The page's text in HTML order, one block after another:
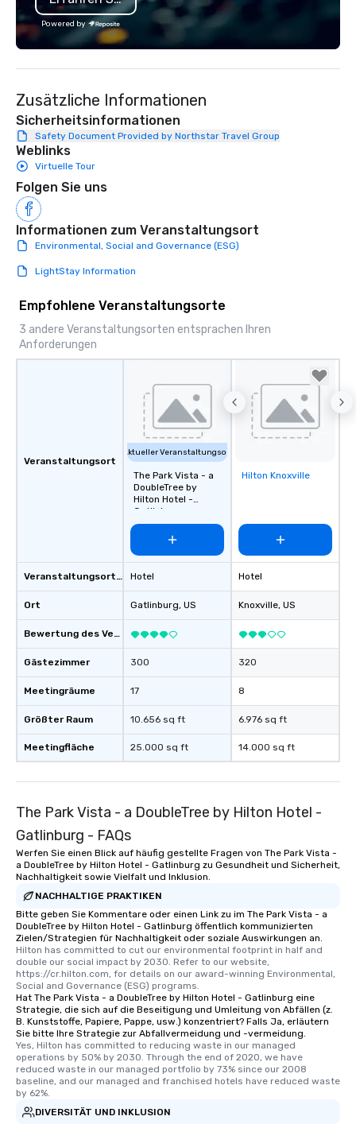
Powered by
Zusätzliche Informationen
Sicherheitsinformationen
Safety Document Provided by Northstar Travel Group
Weblinks
Virtuelle Tour
Folgen Sie uns
Informationen zum Veranstaltungsort
Environmental, Social and Governance (ESG)
LightStay Information
Empfohlene Veranstaltungsorte
3 andere Veranstaltungsorten entsprachen Ihren
Anforderungen
Veranstaltungsort
Veranstaltungsortstyp
Ort
Bewertung des Veranstaltungsortes
Gästezimmer
Meetingräume
Größter Raum
Meetingfläche
Aktueller Veranstaltungsort
The Park Vista - a
DoubleTree by
Hilton Hotel -
Gatlinburg
Hotel
Gatlinburg, US
300
17
10.656 sq ft
25.000 sq ft
Removed from
Hilton Knoxville
Hotel
Knoxville, US
320
8
6.976 sq ft
14.000 sq ft
The Park Vista - a DoubleTree by Hilton Hotel -
Gatlinburg - FAQs
Werfen Sie einen Blick auf häufig gestellte Fragen von The Park Vista -
a DoubleTree by Hilton Hotel - Gatlinburg zu Gesundheit und Sicherheit,
Nachhaltigkeit sowie Vielfalt und Inklusion.
NACHHALTIGE PRAKTIKEN
Bitte geben Sie Kommentare oder einen Link zu im The Park Vista - a
DoubleTree by Hilton Hotel - Gatlinburg öffentlich kommunizierten
Zielen/Strategien für Nachhaltigkeit oder soziale Auswirkungen an.
Hilton has committed to cut our environmental footprint in half and
double our social impact by 2030. Refer to our website,
https://cr.hilton.com, for details on our award-winning Environmental,
Social and Governance (ESG) programs.
Hat The Park Vista - a DoubleTree by Hilton Hotel - Gatlinburg eine
Strategie, die sich auf die Beseitigung und Umleitung von Abfällen (z.
B. Kunststoffe, Papiere, Pappe, usw.) konzentriert? Falls Ja, erläutern
Sie bitte Ihre Strategie zur Abfallvermeidung und -vermeidung.
Yes, Hilton has committed to reducing waste in our managed
operations by 50% by 2030. Through the end of 2020, we have
reduced waste in our managed portfolio by 73% since our 2008
baseline, and our managed and franchised hotels have reduced waste
by 62%.
DIVERSITÄT UND INKLUSION